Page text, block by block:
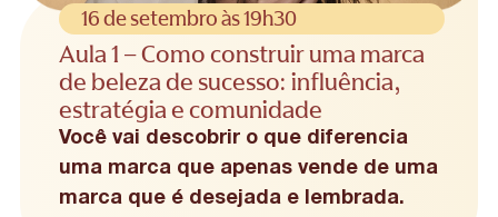
16 de setembro às 19h30
Aula 1 – Como construir uma marca
de beleza de sucesso: influência,
estratégia e comunidade
Você vai descobrir o que diferencia
uma marca que apenas vende de uma
marca que é desejada e lembrada.